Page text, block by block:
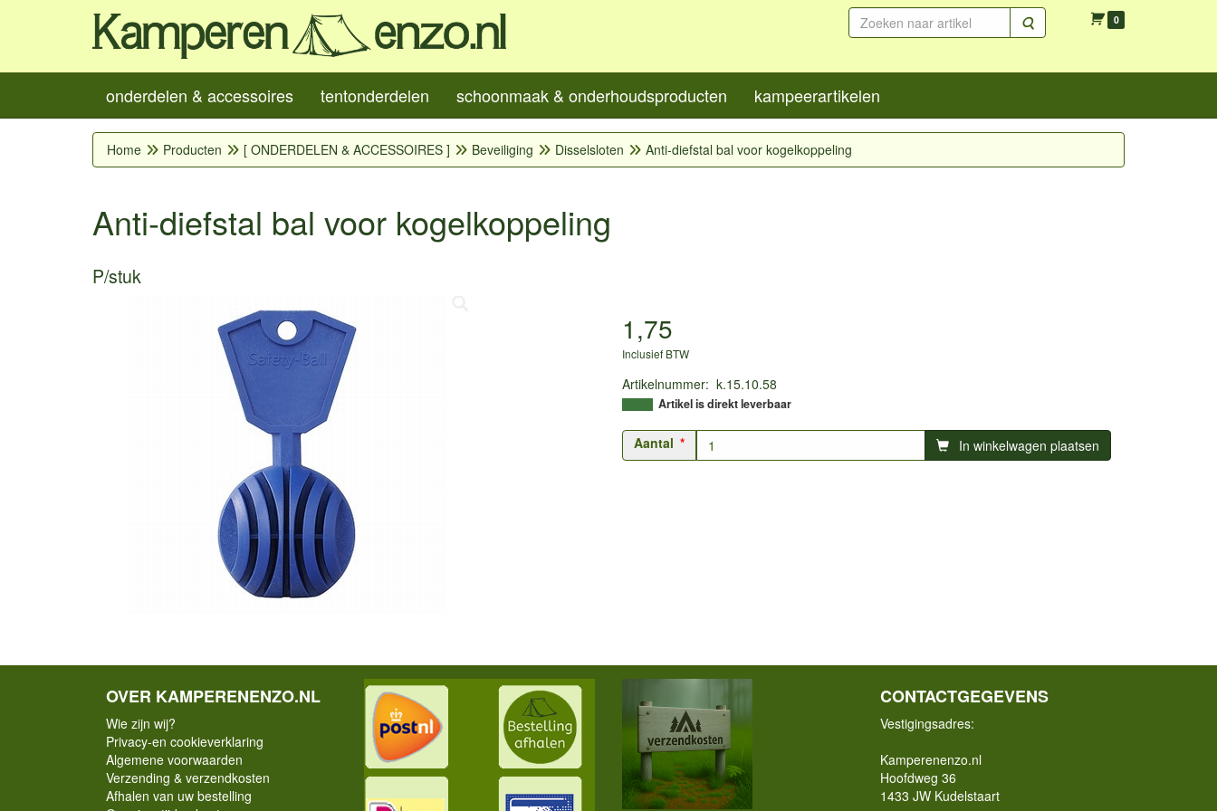
Zoeken 0
onderdelen & accessoires tentonderdelen schoonmaak & onderhoudsproducten kampeerartikelen
Home Producten [ ONDERDELEN & ACCESSOIRES ] Beveiliging Disselsloten Anti-diefstal bal voor kogelkoppeling
Anti-diefstal bal voor kogelkoppeling
P/stuk
1,75
Inclusief BTW
Artikelnummer: k.15.10.58
Artikel is direkt leverbaar
Aantal In winkelwagen plaatsen
OVER KAMPERENENZO.NL
Wie zijn wij?
Privacy-en cookieverklaring
Algemene voorwaarden
Verzending & verzendkosten
Afhalen van uw bestelling
CONTACTGEGEVENS
Vestigingsadres:
Kamperenenzo.nl
Hoofdweg 36
1433 JW Kudelstaart